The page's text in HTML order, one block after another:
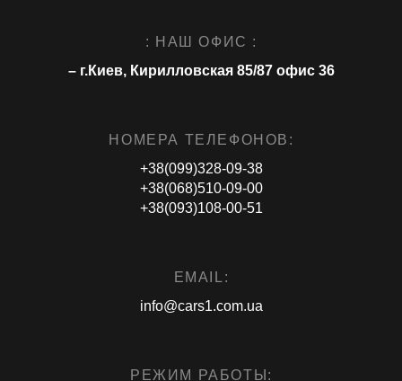
: НАШ ОФИС :
– г.Киев, Кирилловская 85/87 офис 36
НОМЕРА ТЕЛЕФОНОВ:
+38(099)328-09-38
+38(068)510-09-00
+38(093)108-00-51
EMAIL:
info@cars1.com.ua
РЕЖИМ РАБОТЫ: